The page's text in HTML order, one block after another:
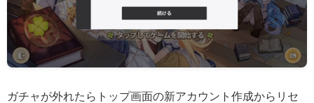
ガチャが外れたらトップ画面の新アカウント作成からリセ